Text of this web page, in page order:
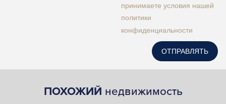
принимаете условия нашей
политики
конфиденциальности
ОТПРАВЛЯТЬ
ПОХОЖИЙ недвижимость